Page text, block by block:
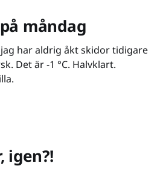
måndag
har aldrig åkt skidor tidigare
igen?!